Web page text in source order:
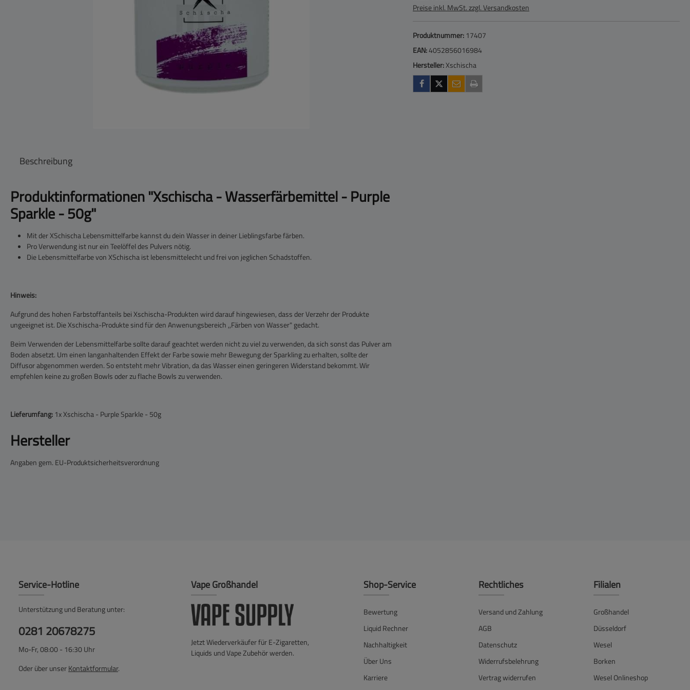
Preise inkl. MwSt. zzgl. Versandkosten
Produktnummer: 17407
EAN:4052856016984
Hersteller:Xschischa
Beschreibung
Produktinformationen "Xschischa - Wasserfärbemittel - Purple
Sparkle - 50g"
Mit der XSchischa Lebensmittelfarbe kannst du dein Wasser in deiner Lieblingsfarbe färben.
Pro Verwendung ist nur ein Teelöffel des Pulvers nötig.
Die Lebensmittelfarbe von XSchischa ist lebensmittelecht und frei von jeglichen Schadstoffen.
Hinweis:
Aufgrund des hohen Farbstoffanteils bei Xschischa-Produkten wird darauf hingewiesen, dass der Verzehr der Produkte
ungeeignet ist. Die Xschischa-Produkte sind für den Anwenungsbereich ,,Färben von Wasser" gedacht.
Beim Verwenden der Lebensmittelfarbe sollte darauf geachtet werden nicht zu viel zu verwenden, da sich sonst das Pulver am
Boden absetzt. Um einen langanhaltenden Effekt der Farbe sowie mehr Bewegung der Sparkling zu erhalten, sollte der
Diffusor abgenommen werden. So entsteht mehr Vibration, da das Wasser einen geringeren Widerstand bekommt. Wir
empfehlen keine zu großen Bowls oder zu flache Bowls zu verwenden.
Lieferumfang: 1x Xschischa - Purple Sparkle - 50g
Hersteller
Angaben gem. EU-Produktsicherheitsverordnung
Service-Hotline
Unterstützung und Beratung unter:
0281 20678275
Mo-Fr, 08:00 - 16:30 Uhr
Oder über unserKontaktformular.
Vape Großhandel
Jetzt Wiederverkäufer für E-Zigaretten,
Liquids und Vape Zubehör werden.
Shop-Service
Bewertung
Liquid Rechner
Nachhaltigkeit
Über Uns
Karriere
Rechtliches
Versand und Zahlung
AGB
Datenschutz
Widerrufsbelehrung
Vertrag widerrufen
Filialen
Großhandel
Düsseldorf
Wesel
Borken
Wesel Onlineshop